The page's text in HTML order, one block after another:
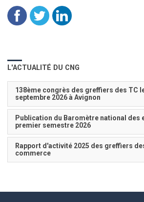
L'ACTUALITÉ DU CNG
138ème congrès des greffiers des TC
septembre 2026 à Avignon
Publication du Baromètre national des
premier semestre 2026
Rapport d'activité 2025 des greffiers
commerce